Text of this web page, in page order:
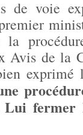
de voie
Avis de la
Lui